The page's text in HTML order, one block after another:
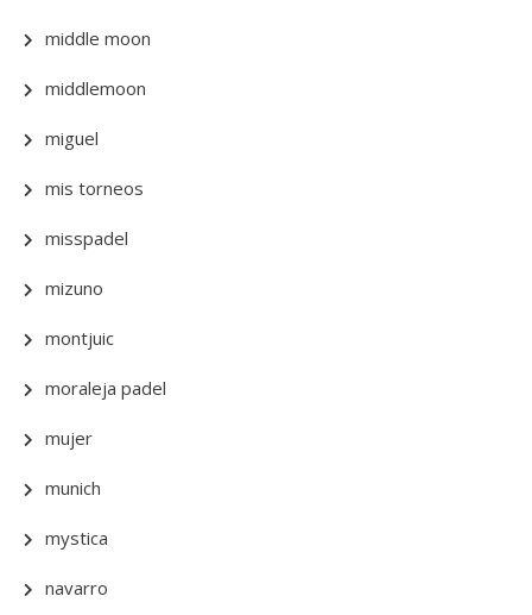
middle moon
middlemoon
miguel
mis torneos
misspadel
mizuno
montjuic
moraleja padel
mujer
munich
mystica
navarro